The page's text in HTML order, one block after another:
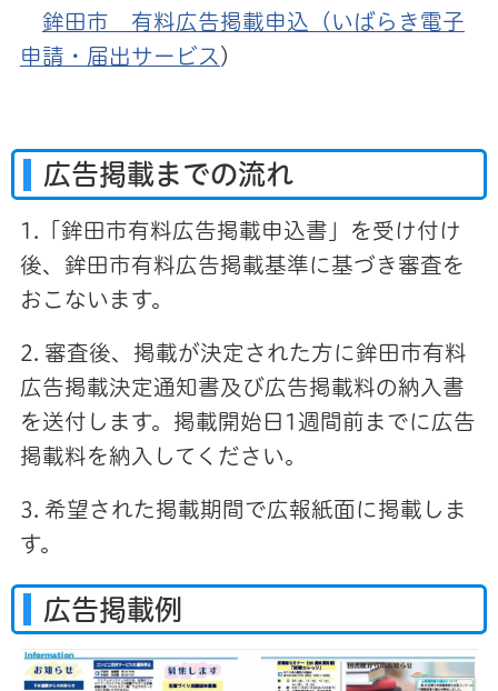
鉾田市 有料広告掲載申込（いばらき電子
申請・届出サービス ）
広告掲載までの流れ
1.「鉾田市有料広告掲載申込書」を受け付け
後、鉾田市有料広告掲載基準に基づき審査を
おこないます。
2. 審査後、掲載が決定された方に鉾田市有料
広告掲載決定通知書及び広告掲載料の納入書
を送付します。掲載開始日1週間前までに広告
掲載料を納入してください。
3. 希望された掲載期間で広報紙面に掲載しま
す。
広告掲載例